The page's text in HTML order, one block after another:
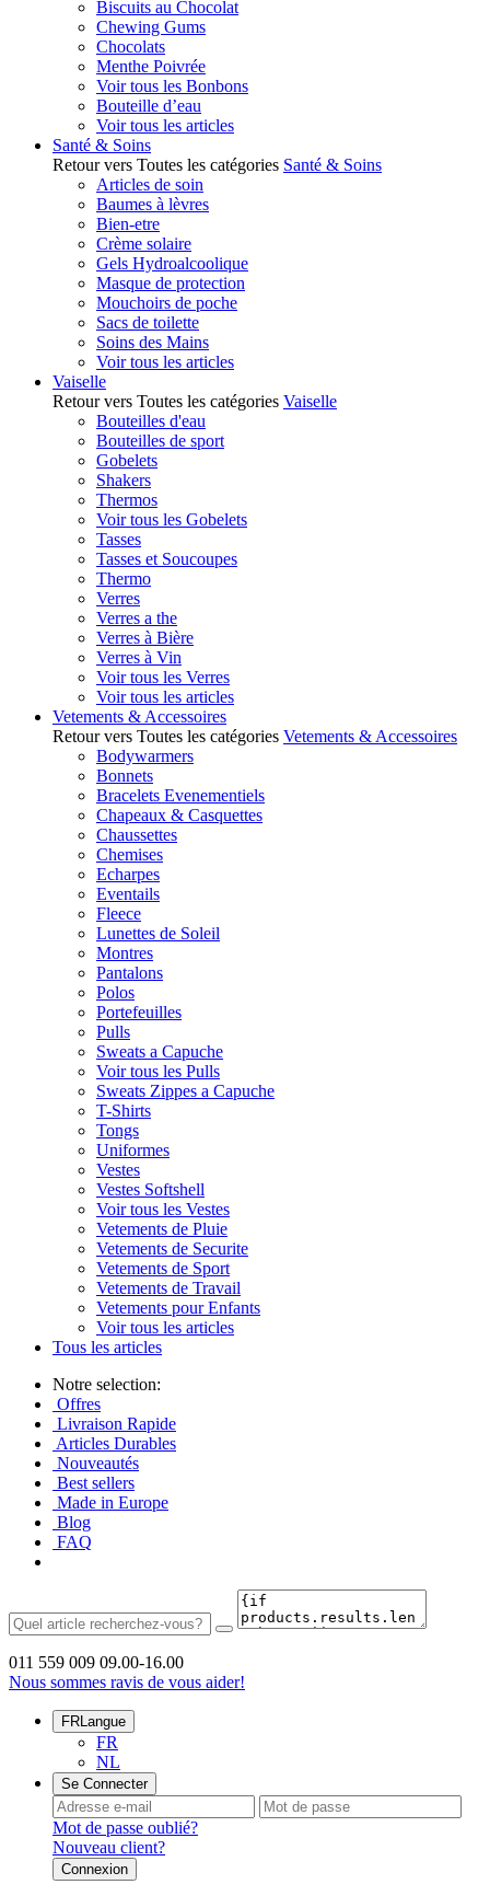
Biscuits au Chocolat
Chewing Gums
Chocolats
Menthe Poivrée
Voir tous les Bonbons
Bouteille d’eau
Voir tous les articles
Santé & Soins
Retour vers Toutes les catégories Santé & Soins
Articles de soin
Baumes à lèvres
Bien-etre
Crème solaire
Gels Hydroalcoolique
Masque de protection
Mouchoirs de poche
Sacs de toilette
Soins des Mains
Voir tous les articles
Vaiselle
Retour vers Toutes les catégories Vaiselle
Bouteilles d'eau
Bouteilles de sport
Gobelets
Shakers
Thermos
Voir tous les Gobelets
Tasses
Tasses et Soucoupes
Thermo
Verres
Verres a the
Verres à Bière
Verres à Vin
Voir tous les Verres
Voir tous les articles
Vetements & Accessoires
Retour vers Toutes les catégories Vetements & Accessoires
Bodywarmers
Bonnets
Bracelets Evenementiels
Chapeaux & Casquettes
Chaussettes
Chemises
Echarpes
Eventails
Fleece
Lunettes de Soleil
Montres
Pantalons
Polos
Portefeuilles
Pulls
Sweats a Capuche
Voir tous les Pulls
Sweats Zippes a Capuche
T-Shirts
Tongs
Uniformes
Vestes
Vestes Softshell
Voir tous les Vestes
Vetements de Pluie
Vetements de Securite
Vetements de Sport
Vetements de Travail
Vetements pour Enfants
Voir tous les articles
Tous les articles
Notre selection:
Offres
Livraison Rapide
Articles Durables
Nouveautés
Best sellers
Made in Europe
Blog
FAQ
011 559 009 09.00-16.00
Nous sommes ravis de vous aider!
FRLangue
FR
NL
Se Connecter
Mot de passe oublié?
Nouveau client?
Connexion